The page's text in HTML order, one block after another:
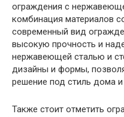
ограждения с
комбинация материалов
современный вид
высокую прочность и
нержавеющей сталью и
дизайны и формы,
решение под стиль дома
Также стоит отметить